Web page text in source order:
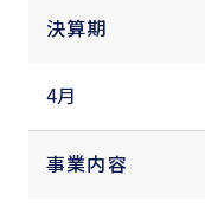
決算期
4月
事業内容